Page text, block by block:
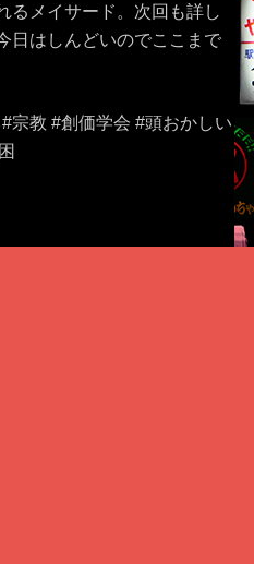
るメイサード。次回も詳し
日はしんどいのでここまで
宗教 #創価学会 #頭おかしい